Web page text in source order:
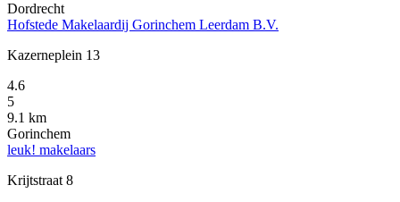
Dordrecht
Hofstede Makelaardij Gorinchem Leerdam B.V.
Kazerneplein 13
4.6
5
9.1 km
Gorinchem
leuk! makelaars
Krijtstraat 8